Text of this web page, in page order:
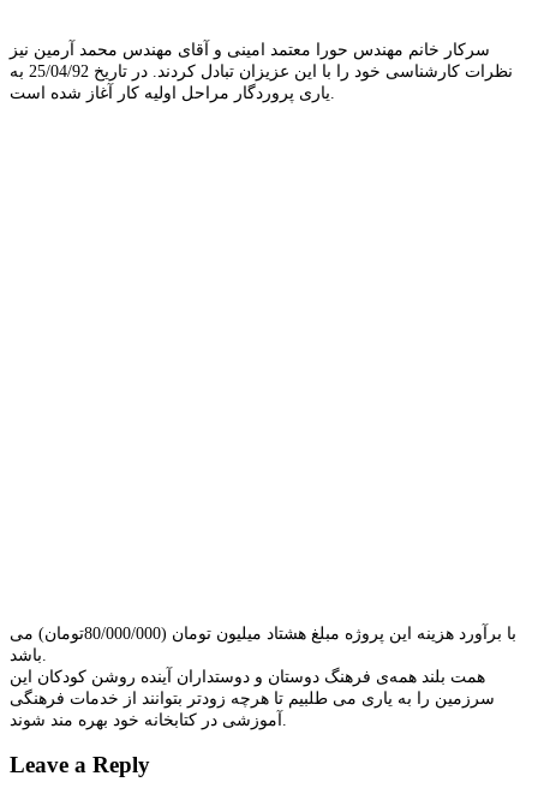
سرکار خانم مهندس حورا معتمد امینی و آقای مهندس محمد آرمین نیز
نظرات کارشناسی خود را با این عزیزان تبادل کردند. در تاریخ 25/04/92 به
با برآورد هزینه این پروژه مبلغ هشتاد میلیون تومان (80/000/000تومان) می
همت بلند همه‌ی فرهنگ دوستان و دوستداران آینده روشن کودکان این
سرزمین را به یاری می طلبیم تا هرچه زودتر بتوانند از خدمات فرهنگی
Leave a Reply